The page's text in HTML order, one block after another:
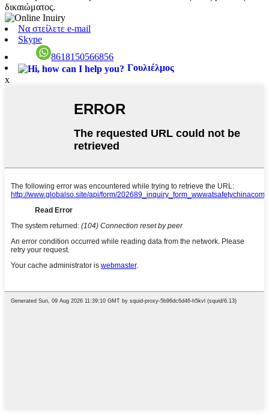
δικαιώματος.
Να στείλετε e-mail
Skype
8618150566856
Γουλιέλμος
x